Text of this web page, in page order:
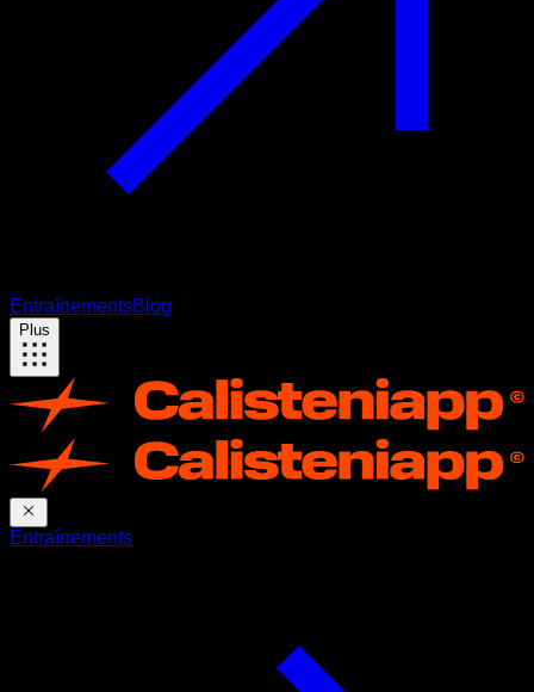
EntraînementsBlog
Plus
Entraînements